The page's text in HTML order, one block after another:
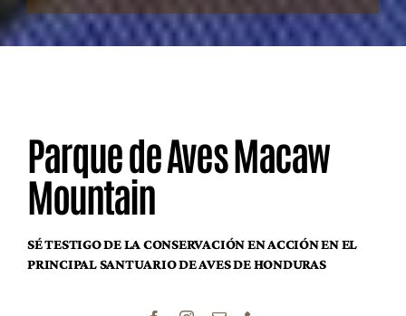
Parque de Aves Macaw
Mountain
SÉ TESTIGO DE LA CONSERVACIÓN EN ACCIÓN EN EL
PRINCIPAL SANTUARIO DE AVES DE HONDURAS